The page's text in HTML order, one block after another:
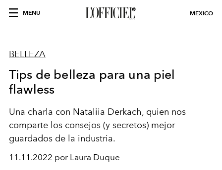
MENU MEXICO
BELLEZA
Tips de belleza para una piel
flawless
Una charla con Nataliia Derkach, quien nos
comparte los consejos (y secretos) mejor
guardados de la industria.
11.11.2022 por Laura Duque